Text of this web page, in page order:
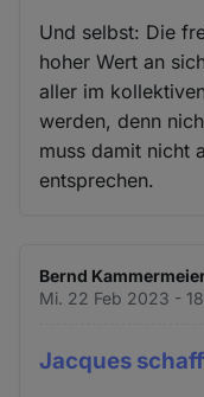
Und selbst: Die
hoher Wert an
aller im
werden, denn
muss damit nicht
entsprechen.
Bernd
Mi. 22 Feb 2023 -
Jacques